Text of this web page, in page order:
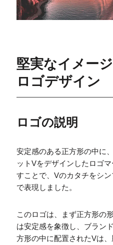
堅実なイメー
ロゴデザイン
ロゴの説明
安定感のある正方形の中に
ットVをデザインしたロゴ
すことで、Vのカタチをシ
で表現しました。
このロゴは、まず正方形の
は安定感を象徴し、ブラン
方形の中に配置されたVは